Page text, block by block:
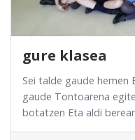
gure klasea
Sei talde gaude hemen
gaude Tontoarena
botatzen Eta aldi